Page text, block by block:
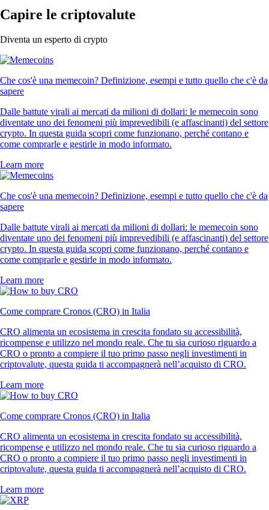
Capire le criptovalute
Diventa un esperto di crypto
Che cos'è una memecoin? Definizione, esempi e tutto quello che c'è da
sapere
Dalle battute virali ai mercati da milioni di dollari: le memecoin sono
diventate uno dei fenomeni più imprevedibili (e affascinanti) del settore
crypto. In questa guida scopri come funzionano, perché contano e
come comprarle e gestirle in modo informato.
Learn more
Che cos'è una memecoin? Definizione, esempi e tutto quello che c'è da
sapere
Dalle battute virali ai mercati da milioni di dollari: le memecoin sono
diventate uno dei fenomeni più imprevedibili (e affascinanti) del settore
crypto. In questa guida scopri come funzionano, perché contano e
come comprarle e gestirle in modo informato.
Learn more
Come comprare Cronos (CRO) in Italia
CRO alimenta un ecosistema in crescita fondato su accessibilità,
ricompense e utilizzo nel mondo reale. Che tu sia curioso riguardo a
CRO o pronto a compiere il tuo primo passo negli investimenti in
criptovalute, questa guida ti accompagnerà nell’acquisto di CRO.
Learn more
Come comprare Cronos (CRO) in Italia
CRO alimenta un ecosistema in crescita fondato su accessibilità,
ricompense e utilizzo nel mondo reale. Che tu sia curioso riguardo a
CRO o pronto a compiere il tuo primo passo negli investimenti in
criptovalute, questa guida ti accompagnerà nell’acquisto di CRO.
Learn more